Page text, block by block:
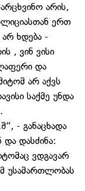
არის,
ერთ
ხდება -
, ვინ ვისი
და
არ აქვს
საქმე უნდა
- განაცხადა
დასძინა:
ვდგავარ
უსამართლობას